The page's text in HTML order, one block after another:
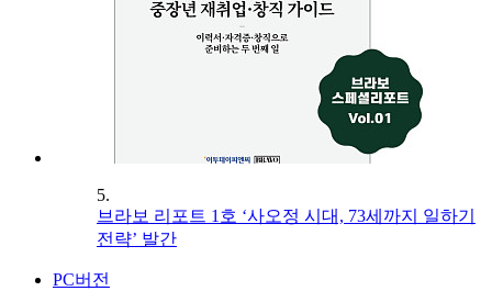
5.
브라보 리포트 1호 ‘사오정 시대, 73세까지 일하기
전략’ 발간
PC버전